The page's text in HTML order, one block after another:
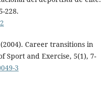
228.
Career transitions in
Sport and Exercise, 5(1), 7-
3